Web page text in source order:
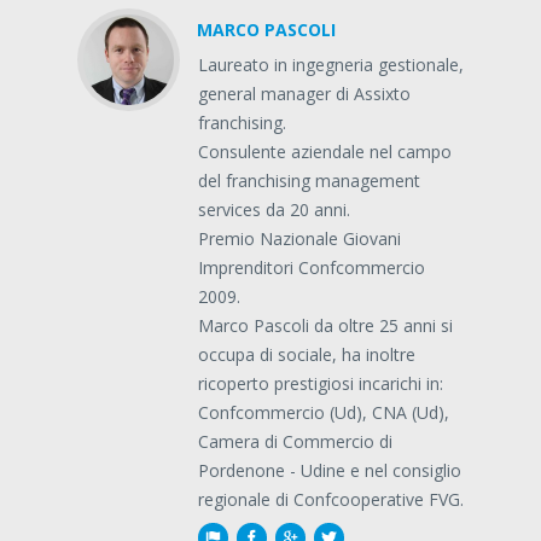
MARCO PASCOLI
Laureato in ingegneria gestionale,
general manager di Assixto
franchising.
Consulente aziendale nel campo
del franchising management
services da 20 anni.
Premio Nazionale Giovani
Imprenditori Confcommercio
2009.
Marco Pascoli da oltre 25 anni si
occupa di sociale, ha inoltre
ricoperto prestigiosi incarichi in:
Confcommercio (Ud), CNA (Ud),
Camera di Commercio di
Pordenone - Udine e nel consiglio
regionale di Confcooperative FVG.